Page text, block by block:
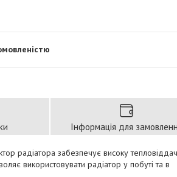
Інформація для
радіатора забезпечує високу
використовувати радіатор у побуті та в